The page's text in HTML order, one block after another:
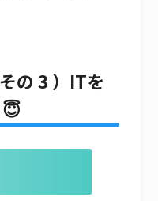
の 3 ）ITを